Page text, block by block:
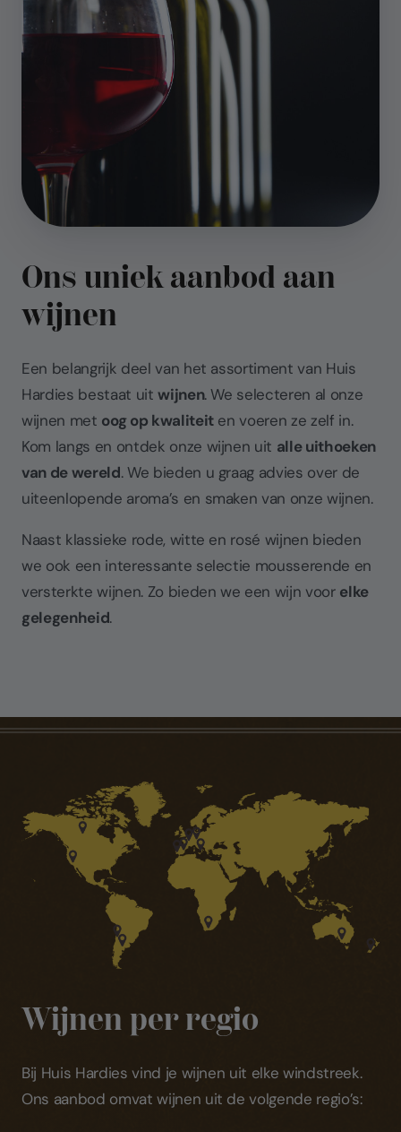
Ons uniek aanbod aan
wijnen
Een belangrijk deel van het assortiment van Huis
Hardies bestaat uitwijnen. We selecteren al onze
wijnen met oog op kwaliteiten voeren ze zelf in.
Kom langs en ontdek onze wijnen uit alle uithoeken
van de wereld. We bieden u graag advies over de
uiteenlopende aroma’s en smaken van onze wijnen.
Naast klassieke rode, witte en rosé wijnen bieden
we ook een interessante selectie mousserende en
versterkte wijnen. Zo bieden we een wijn voor elke
gelegenheid.
Wijnen per regio
Bij Huis Hardies vind je wijnen uit elke windstreek.
Ons aanbod omvat wijnen uit de volgende regio’s: